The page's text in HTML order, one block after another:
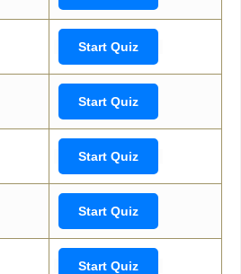
Start Quiz
Start Quiz
Start Quiz
Start Quiz
Start Quiz